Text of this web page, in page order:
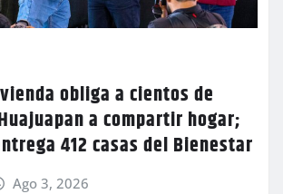
obliga a cientos de
a compartir hogar;
412 casas del Bienestar
Ago 3, 2026